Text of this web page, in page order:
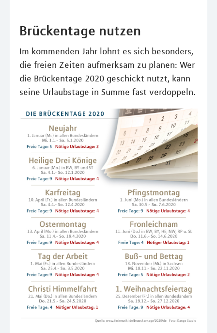
Brückentage nutzen
Im kommenden Jahr lohnt es sich besonders,
die freien Zeiten aufmerksam zu planen: Wer
die Brückentage 2020 geschickt nutzt, kann
seine Urlaubstage in Summe fast verdoppeln.